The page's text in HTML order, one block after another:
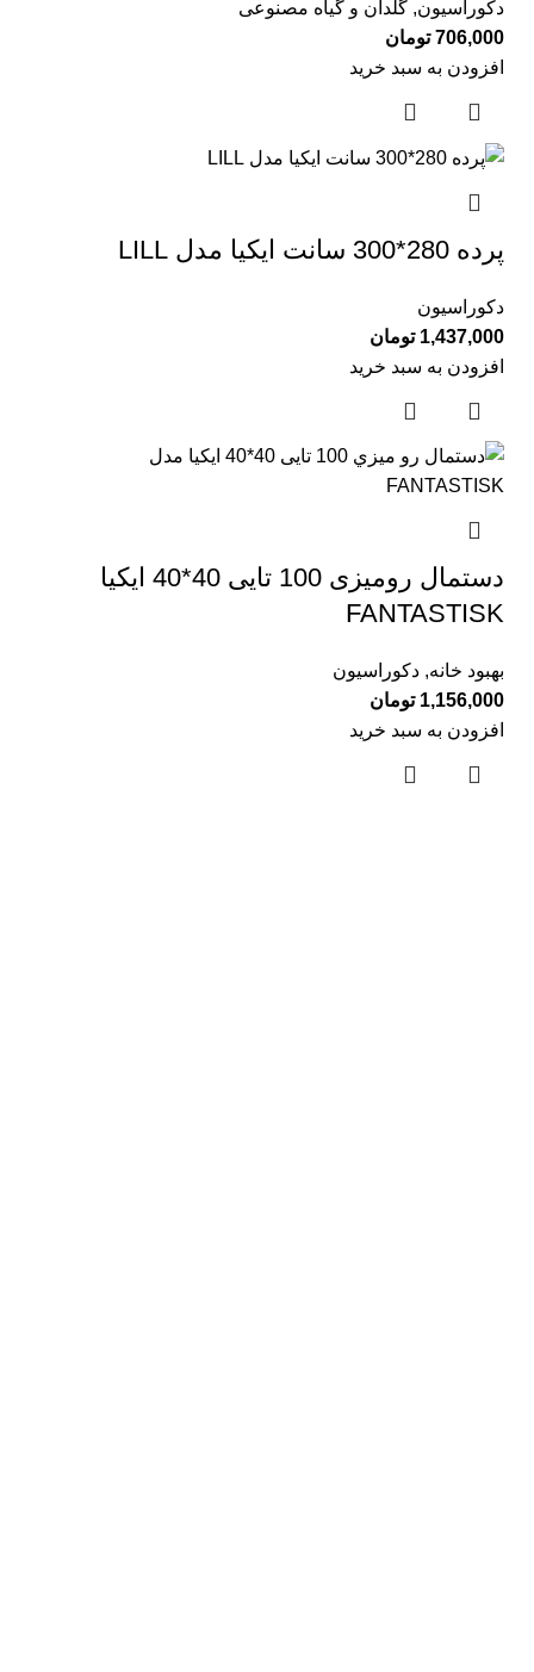
دکوراسیون, گلدان و گیاه مصنوعی
706,000 تومان
افزودن به سبد خرید
پرده 280*300 سانت ایكیا مدل LILL
دکوراسیون
1,437,000 تومان
افزودن به سبد خرید
دستمال روميزی 100 تايی 40*40 ایکیا
FANTASTISK
بهبود خانه, دکوراسیون
1,156,000 تومان
افزودن به سبد خرید